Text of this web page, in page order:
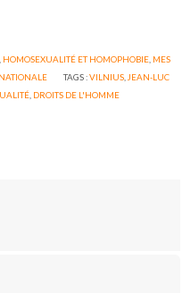
HOMOSEXUALITÉ ET HOMOPHOBIE, MES
TAGS :VILNIUS,JEAN-LUC
, DROITS DE L'HOMME